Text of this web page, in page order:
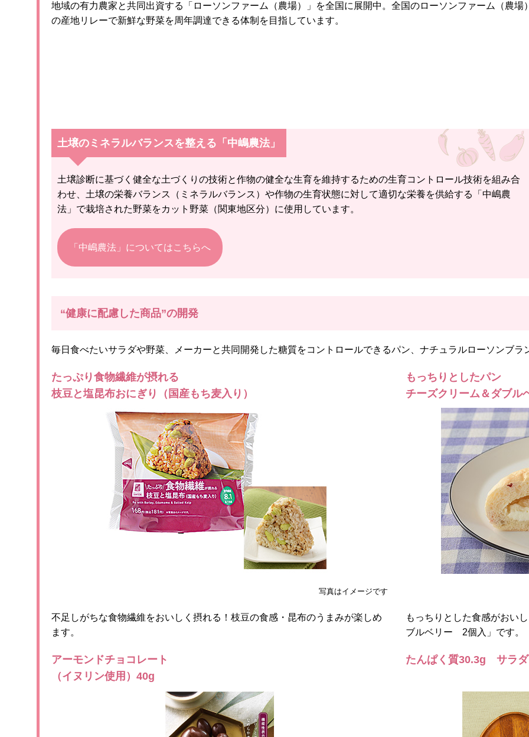
地域の有力農家と共同出資する「ローソンファーム（農場）」を全国に展開中。全国のローソンファーム（農場
の産地リレーで新鮮な野菜を周年調達できる体制を目指しています。
土壌のミネラルバランスを整える「中嶋農法」
土壌診断に基づく健全な土づくりの技術と作物の健全な生育を維持するための生育コントロール技術を組み合
わせ、土壌の栄養バランス（ミネラルバランス）や作物の生育状態に対して適切な栄養を供給する「中嶋農
法」で栽培された野菜をカット野菜（関東地区分）に使用しています。
「中嶋農法」についてはこちらへ
“健康に配慮した商品”の開発
毎日食べたいサラダや野菜、メーカーと共同開発した糖質をコントロールできるパン、ナチュラルローソンブ
たっぷり食物繊維が摂れる
枝豆と塩昆布おにぎり（国産もち麦入り）
写真はイメージです
不足しがちな食物繊維をおいしく摂れる！枝豆の食感・昆布のうまみが楽しめ
ます。
もっちりとしたパン
チーズクリーム＆ダブル
もっちりとした食感がおい
ブルベリー 2個入」です。
アーモンドチョコレート
（イヌリン使用）40g
たんぱく質30.3g サラ